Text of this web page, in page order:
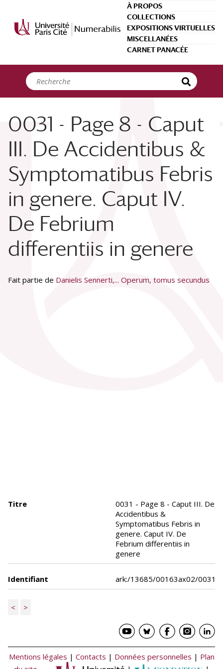
À PROPOS
COLLECTIONS
EXPOSITIONS VIRTUELLES
MISCELLANÉES
CARNET PANACÉE
0031 - Page 8 - Caput
III. De Accidentibus &
Symptomatibus Febris
in genere. Caput IV.
De Febrium
differentiis in genere
Fait partie de Danielis Sennerti,... Operum, tomus secundus
Titre
0031 - Page 8 - Caput III. De
Accidentibus &
Symptomatibus Febris in
genere. Caput IV. De
Febrium differentiis in
genere
Identifiant ark:/13685/00163ax02/0031
< >
Mentions légales | Contacts | Données personnelles | Plan